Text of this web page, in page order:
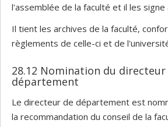
l'assemblée de la faculté et il les signe
Il tient les archives de la faculté,
règlements de celle-ci et de
28.12 Nomination du directeur
département
Le directeur de département est
la recommandation du conseil de la